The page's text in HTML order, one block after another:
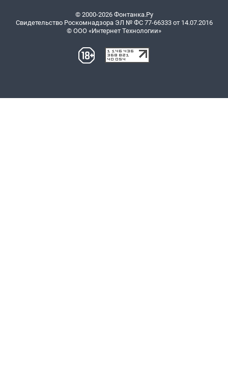
© 2000-2026 Фонтанка.Ру
Свидетельство Роскомнадзора ЭЛ № ФС 77-66333 от 14.07.2016
© ООО «Интернет Технологии»